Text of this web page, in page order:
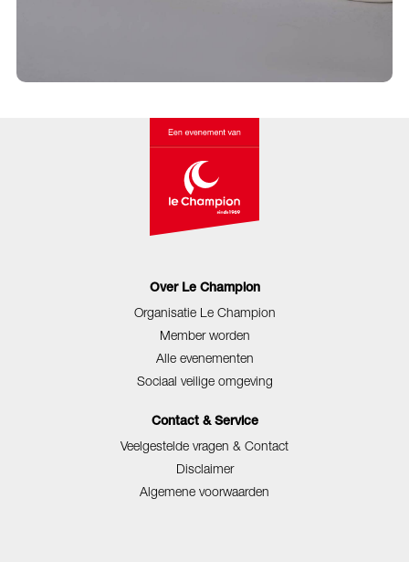
Over Le Champion
Organisatie Le Champion
Member worden
Alle evenementen
Sociaal veilige omgeving
Contact & Service
Veelgestelde vragen & Contact
Disclaimer
Algemene voorwaarden